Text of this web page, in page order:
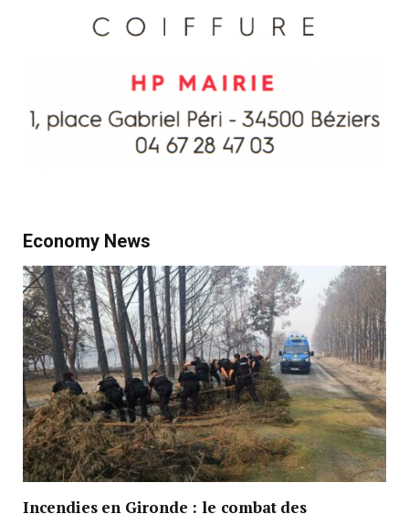
Economy News
Incendies en Gironde : le combat des